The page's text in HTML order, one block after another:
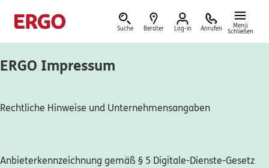
Suche Berater Log-in Anrufen
Menü
Schließen
ERGO Impressum
Rechtliche Hinweise und Unternehmensangaben
Anbieterkennzeichnung gemäß § 5 Digitale-Dienste-Gesetz